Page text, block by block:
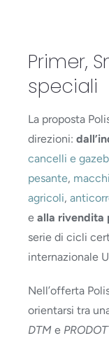
Primer,
speciali
La proposta
direzioni:
cancelli e
pesante,
agricoli,
e alla rivendita
serie di cicli
internazionale
Nell’offerta
orientarsi tra
DTM e